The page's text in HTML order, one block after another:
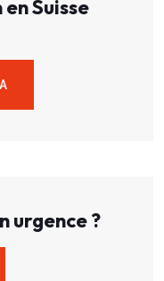
Suisse
urgence ?